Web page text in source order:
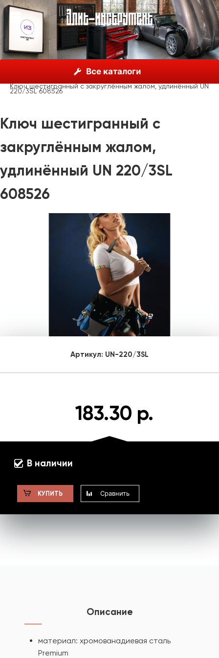
Все каталоги
Unior, Словения
Ключи шестигранные
Ключ шестигранный с закруглённым жалом, удлинённый UN
220/3SL 608526
Ключ шестигранный с
закруглённым жалом,
удлинённый UN 220/3SL
608526
Артикул: UN-220/3SL
183.30 р.
В наличии
КУПИТЬ Сравнить
Описание
материал: хромованадиевая сталь
Premium